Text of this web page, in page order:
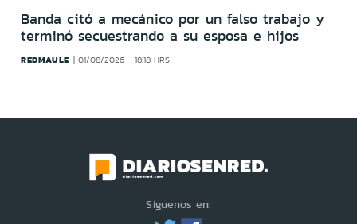
Banda citó a mecánico por un falso trabajo y
terminó secuestrando a su esposa e hijos
REDMAULE 01/08/2026 - 18:18 HRS
Síguenos en: